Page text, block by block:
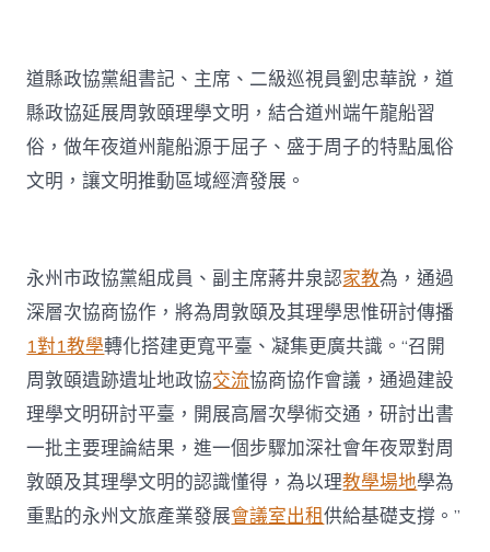
道縣政協黨組書記、主席、二級巡視員劉忠華說，道
縣政協延展周敦頤理學文明，結合道州端午龍船習
俗，做年夜道州龍船源于屈子、盛于周子的特點風俗
文明，讓文明推動區域經濟發展。
永州市政協黨組成員、副主席蔣井泉認家教為，通過
深層次協商協作，將為周敦頤及其理學思惟研討傳播
1對1教學轉化搭建更寬平臺、凝集更廣共識。“召開
周敦頤遺跡遺址地政協交流協商協作會議，通過建設
理學文明研討平臺，開展高層次學術交通，研討出書
一批主要理論結果，進一個步驟加深社會年夜眾對周
敦頤及其理學文明的認識懂得，為以理教學場地學為
重點的永州文旅產業發展會議室出租供給基礎支撐。”